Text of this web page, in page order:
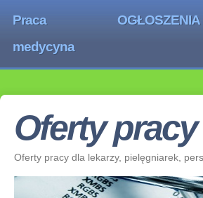
Praca
medycyna
OGŁOSZENIA
Oferty
Oferty pracy dla lekarzy, pielęgniarek,